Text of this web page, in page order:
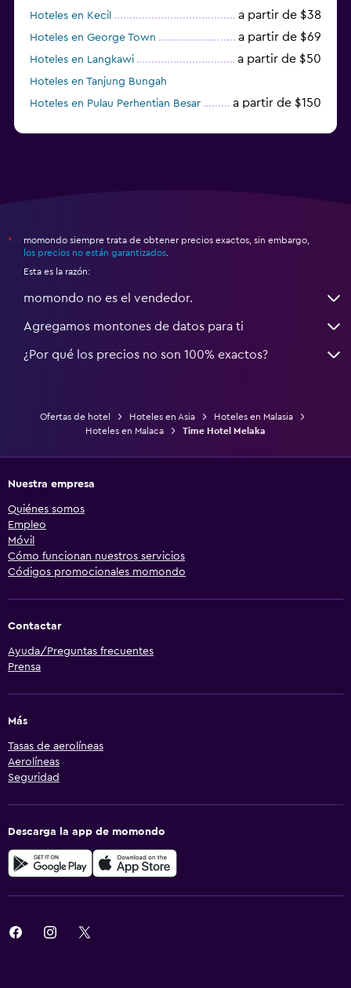
Hoteles en Kecil a partir de $38
Hoteles en George Town a partir de $69
Hoteles en Langkawi a partir de $50
Hoteles en Tanjung Bungah
Hoteles en Pulau Perhentian Besar
a partir de $150
*
momondo siempre trata de obtener precios exactos, sin embargo,
los precios no están garantizados
Esta es la razón:
momondo no es el vendedor.
Agregamos montones de datos para ti
¿Por qué los precios no son 100% exactos?
Ofertas de hotel Hoteles en Asia
Hoteles en Malasia
Hoteles en Malaca
Time Hotel Melaka
Nuestra empresa
Quiénes somos
Empleo
Móvil
Cómo funcionan nuestros servicios
Códigos promocionales momondo
Contactar
Ayuda/Preguntas frecuentes
Prensa
Más
Tasas de aerolíneas
Aerolíneas
Seguridad
Descarga la app de momondo